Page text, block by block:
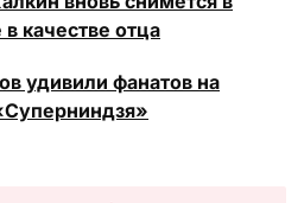
качестве отца
удивили фанатов на